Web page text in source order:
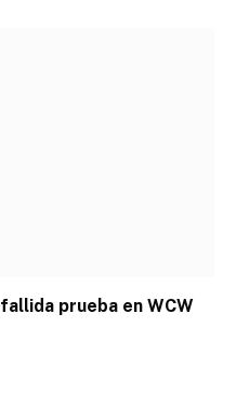
prueba en WCW